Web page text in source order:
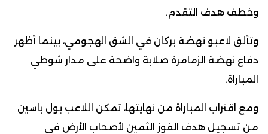
وخطف هدف التقدم.
وتألق لاعبو نهضة بركان في الشق الهجومي، بينما أظهر
دفاع نهضة الزمامرة صلابة واضحة على مدار شوطي
المباراة.
ومع اقتراب المباراة من نهايتها، تمكن اللاعب بول باسين
من تسجيل هدف الفوز الثمين لأصحاب الأرض في